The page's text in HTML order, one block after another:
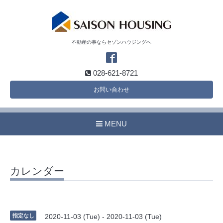
不動産の事ならセゾンハウジングへ
028-621-8721
お問い合わせ
MENU
カレンダー
指定なし 2020-11-03 (Tue) - 2020-11-03 (Tue)